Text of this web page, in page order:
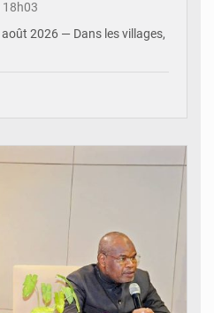
18h03
2026 — Dans les villages,